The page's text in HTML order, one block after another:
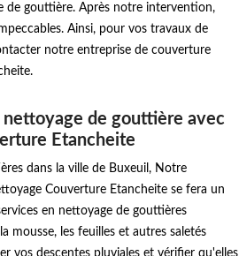
de gouttière. Après notre intervention,
Ainsi, pour vos travaux de
notre entreprise de couverture
de gouttière avec
Etancheite
dans la ville de Buxeuil, Notre
Couverture Etancheite se fera un
en nettoyage de gouttières
mousse, les feuilles et autres saletés
vos descentes pluviales et vérifier qu'elles